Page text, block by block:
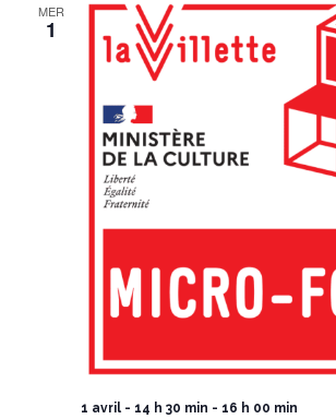
MER
1
1 avril - 14 h 30 min - 16 h 00 min